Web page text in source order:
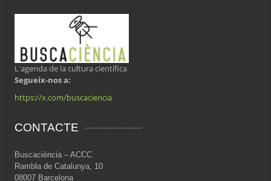
L'agenda de la cultura científica
Segueix-nos a:
https://x.com/buscaciencia
CONTACTE
Buscaciència – ACCC
Rambla de Catalunya, 10
08007 Barcelona